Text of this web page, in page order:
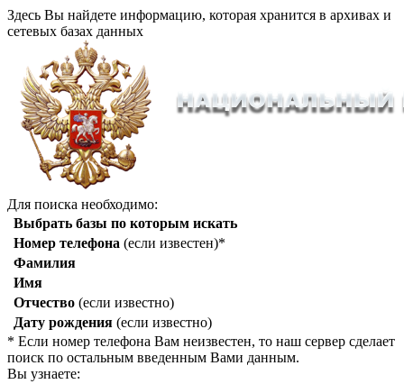
Здесь Вы найдете информацию, которая хранится в архивах и
сетевых базах данных
Для поиска необходимо:
Выбрать базы по которым искать
Номер телефона (если известен)*
Фамилия
Имя
Отчество (если известно)
Дату рождения (если известно)
* Если номер телефона Вам неизвестен, то наш сервер сделает
поиск по остальным введенным Вами данным.
Вы узнаете: